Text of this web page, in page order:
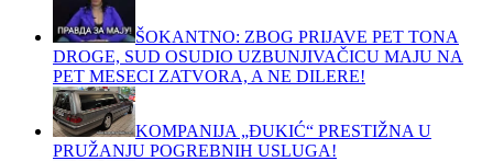
ŠOKANTNO: ZBOG PRIJAVE PET TONA
DROGE, SUD OSUDIO UZBUNJIVAČICU MAJU NA
PET MESECI ZATVORA, A NE DILERE!
KOMPANIJA „ĐUKIĆ“ PRESTIŽNA U
PRUŽANJU POGREBNIH USLUGA!